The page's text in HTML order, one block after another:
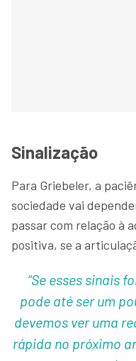
Sinalização
Para Griebeler, a
sociedade vai
passar com relação à
positiva, se a
“Se esses sinais
pode até ser um
devemos ver uma
rápida no próximo